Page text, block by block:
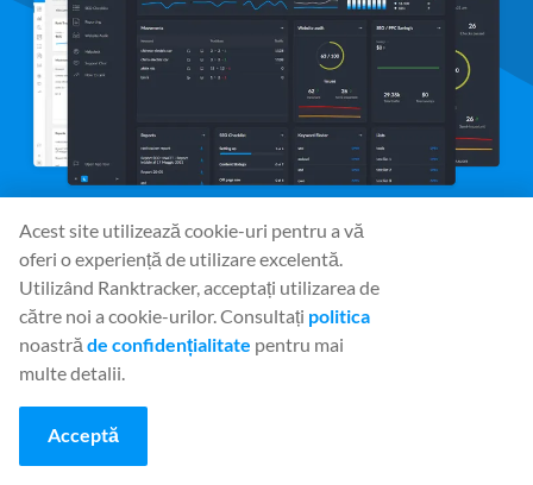
Social Media
Rank Tracker
Keyword Finder
Acest site utilizează cookie-uri pentru a vă
oferi o experiență de utilizare excelentă.
Utilizând Ranktracker, acceptați utilizarea de
către noi a cookie-urilor. Consultați politica
noastră de confidențialitate pentru mai
multe detalii.
Acceptă